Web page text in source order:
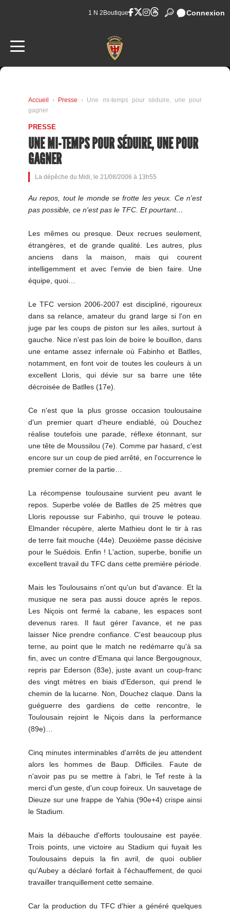
1 N 2 Boutique Connexion
Accueil › Presse › Une mi-temps pour séduire, une pour
gagner
PRESSE
UNE MI-TEMPS POUR SÉDUIRE, UNE POUR
GAGNER
La dépêche du Midi, le 21/08/2006 à 13h55
Au repos, tout le monde se frotte les yeux. Ce n'est
pas possible, ce n'est pas le TFC. Et pourtant…
Les mêmes ou presque. Deux recrues seulement,
étrangères, et de grande qualité. Les autres, plus
anciens dans la maison, mais qui courent
intelligemment et avec l'envie de bien faire. Une
équipe, quoi…
Le TFC version 2006-2007 est discipliné, rigoureux
dans sa relance, amateur du grand large si l'on en
juge par les coups de piston sur les ailes, surtout à
gauche. Nice n'est pas loin de boire le bouillon, dans
une entame assez infernale où Fabinho et Batlles,
notamment, en font voir de toutes les couleurs à un
excellent Lloris, qui dévie sur sa barre une tête
décroisée de Batlles (17e).
Ce n'est que la plus grosse occasion toulousaine
d'un premier quart d'heure endiablé, où Douchez
réalise toutefois une parade, réflexe étonnant, sur
une tête de Moussilou (7e). Comme par hasard, c'est
encore sur un coup de pied arrêté, en l'occurrence le
premier corner de la partie…
La récompense toulousaine survient peu avant le
repos. Superbe volée de Batlles de 25 mètres que
Lloris repousse sur Fabinho, qui trouve le poteau.
Elmander récupère, alerte Mathieu dont le tir à ras
de terre fait mouche (44e). Deuxième passe décisive
pour le Suédois. Enfin ! L'action, superbe, bonifie un
excellent travail du TFC dans cette première période.
Mais les Toulousains n'ont qu'un but d'avance. Et la
musique ne sera pas aussi douce après le repos.
Les Niçois ont fermé la cabane, les espaces sont
devenus rares. Il faut gérer l'avance, et ne pas
laisser Nice prendre confiance. C'est beaucoup plus
terne, au point que le match ne redémarre qu'à sa
fin, avec un contre d'Emana qui lance Bergougnoux,
repris par Ederson (83e), juste avant un coup-franc
des vingt mètres en biais d'Ederson, qui prend le
chemin de la lucarne. Non, Douchez claque. Dans la
guéguerre des gardiens de cette rencontre, le
Toulousain rejoint le Niçois dans la performance
(89e)…
Cinq minutes interminables d'arrêts de jeu attendent
alors les hommes de Baup. Difficiles. Faute de
n'avoir pas pu se mettre à l'abri, le Tef reste à la
merci d'un geste, d'un coup foireux. Un sauvetage de
Dieuze sur une frappe de Yahia (90e+4) crispe ainsi
le Stadium.
Mais la débauche d'efforts toulousaine est payée.
Trois points, une victoire au Stadium qui fuyait les
Toulousains depuis la fin avril, de quoi oublier
qu'Aubey a déclaré forfait à l'échauffement, de quoi
travailler tranquillement cette semaine.
Car la production du TFC d'hier a généré quelques